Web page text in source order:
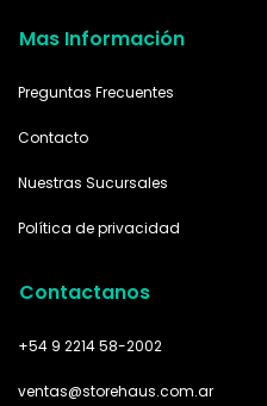
Mas Información
Preguntas Frecuentes
Contacto
Nuestras Sucursales
Política de privacidad
Contactanos
+54 9 2214 58-2002
ventas@storehaus.com.ar